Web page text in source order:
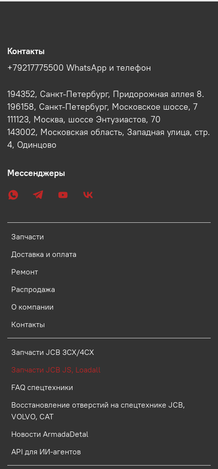
Запчасти
Доставка и оплата
Ремонт
Распродажа
О компании
Контакты
Запчасти JCB 3CX/4CX
Запчасти JCB JS, Loadall
FAQ спецтехники
Восстановление отверстий на спецтехнике JCB,
VOLVO, CAT
Новости ArmadaDetal
API для ИИ-агентов
Контакты
+79217775500 WhatsApp и телефон
194352, Санкт-Петербург, Придорожная аллея 8.
196158, Санкт-Петербург, Московское шоссе, 7
111123, Москва, шоссе Энтузиастов, 70
143002, Московская область, Западная улица, стр.
4, Одинцово
Мессенджеры